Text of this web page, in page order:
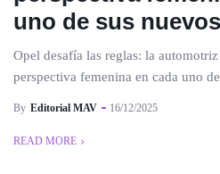
uno de sus
Opel desafía las reglas: la
perspectiva femenina en cada uno
By Editorial MAV 16/12/2025
READ MORE